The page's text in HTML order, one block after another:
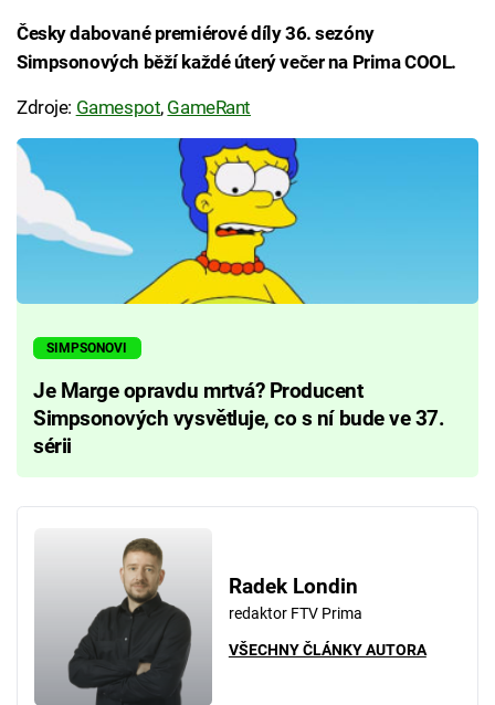
Česky dabované premiérové díly 36. sezóny
Simpsonových běží každé úterý večer na Prima COOL.
Zdroje: Gamespot, GameRant
SIMPSONOVI
Je Marge opravdu mrtvá? Producent
Simpsonových vysvětluje, co s ní bude ve 37.
sérii
Radek Londin
redaktor FTV Prima
VŠECHNY ČLÁNKY AUTORA